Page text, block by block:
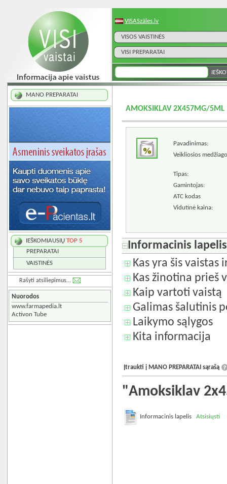
VISASzāles.lv
VISOS VAISTINĖS
VISI PREPARATAI
MANO PREPARATAI
IEŠKOMIAUSIŲ TOP 5
PREPARATAI
VAISTINĖS
Rašyti atsiliepimus...
Nuorodos
www.farmapedia.lt
Activon Tube
AMOKSIKLAV 2X457MG/5ML
Pavadinimas:
Veikliosios
Tipas:
Gamintojas:
ATC kodas
Vidutinė kaina:
Informacinis lapelis
Kas yra šis vaistas
Kas žinotina prieš
Kaip vartoti vaistą
Galimas šalutinis
Laikymo sąlygos
Kita informacija
Įtraukti į MANO PREPARATAI sąrašą
"Amoksiklav
Informacinis lapelisAtsisiųsti